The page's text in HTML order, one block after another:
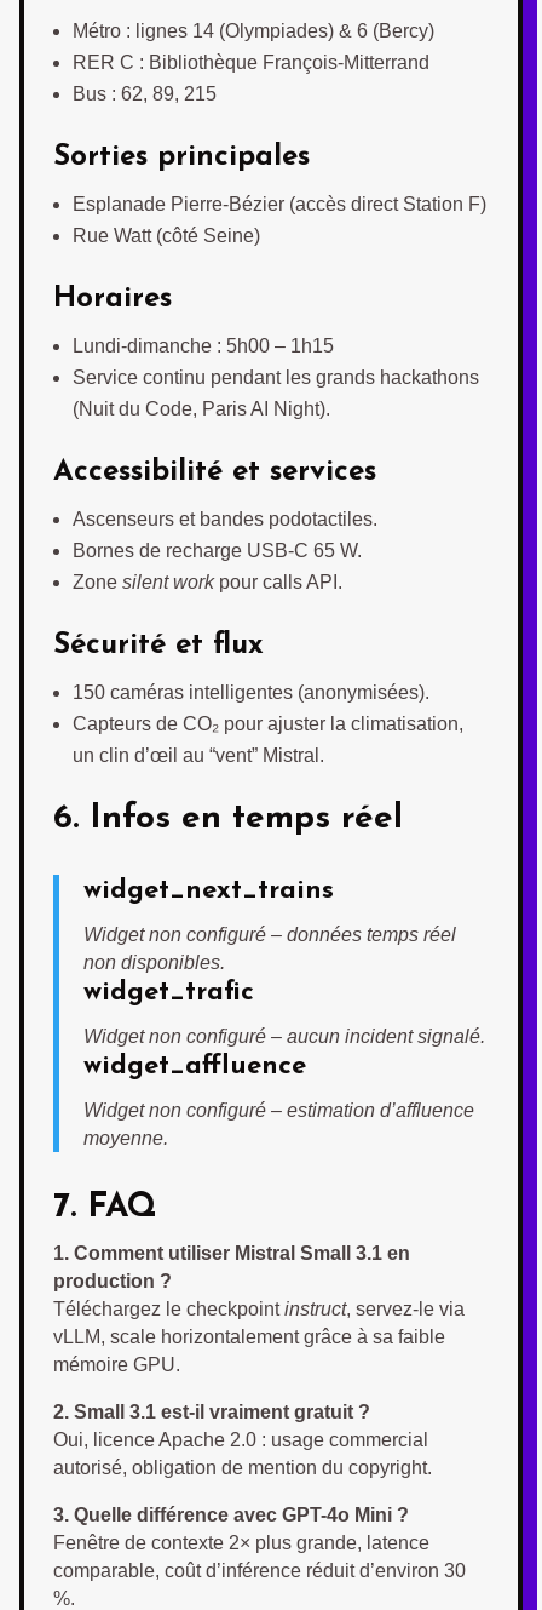
Métro : lignes 14 (Olympiades) & 6 (Bercy)
RER C : Bibliothèque François-Mitterrand
Bus : 62, 89, 215
Sorties principales
Esplanade Pierre-Bézier (accès direct Station F)
Rue Watt (côté Seine)
Horaires
Lundi-dimanche : 5h00 – 1h15
Service continu pendant les grands hackathons
(Nuit du Code, Paris AI Night).
Accessibilité et services
Ascenseurs et bandes podotactiles.
Bornes de recharge USB-C 65 W.
Zone silent workpour calls API.
Sécurité et flux
150 caméras intelligentes (anonymisées).
Capteurs de CO₂ pour ajuster la climatisation,
un clin d’œil au “vent” Mistral.
6. Infos en temps réel
widget_next_trains
Widget non configuré – données temps réel
non disponibles.
widget_trafic
Widget non configuré – aucun incident signalé.
widget_affluence
Widget non configuré – estimation d’affluence
moyenne.
7. FAQ
1. Comment utiliser Mistral Small 3.1 en
production ?
Téléchargez le checkpointinstruct, servez-le via
vLLM, scale horizontalement grâce à sa faible
mémoire GPU.
2. Small 3.1 est-il vraiment gratuit ?
Oui, licence Apache 2.0 : usage commercial
autorisé, obligation de mention du copyright.
3. Quelle différence avec GPT-4o Mini ?
Fenêtre de contexte 2× plus grande, latence
comparable, coût d’inférence réduit d’environ 30
%.